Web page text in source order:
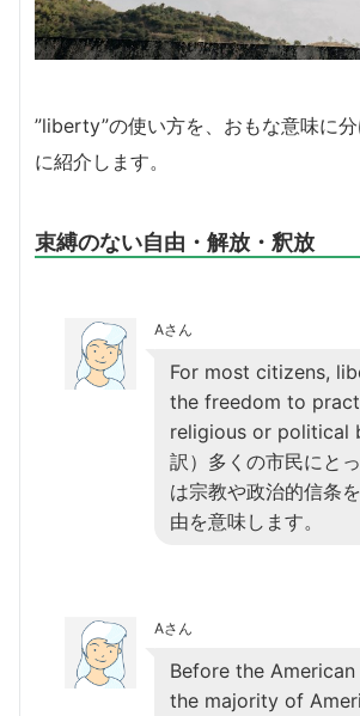
”liberty”の使い方を、おもな意味に
に紹介します。
束縛のない自由・解放・釈放
Aさん
For most citizens,
the freedom to
religious or political
訳）多くの市民にと
は宗教や政治的信条
由を意味します。
Aさん
Before the
the majority of